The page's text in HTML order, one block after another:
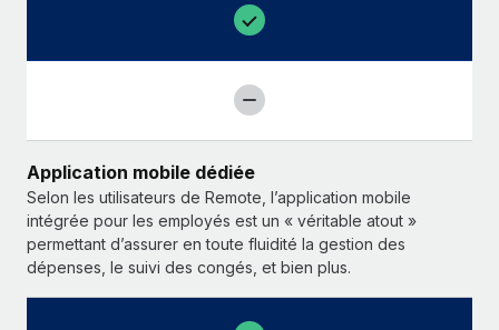
Application mobile dédiée
Selon les utilisateurs de Remote, l’application mobile
intégrée pour les employés est un « véritable atout »
permettant d’assurer en toute fluidité la gestion des
dépenses, le suivi des congés, et bien plus.